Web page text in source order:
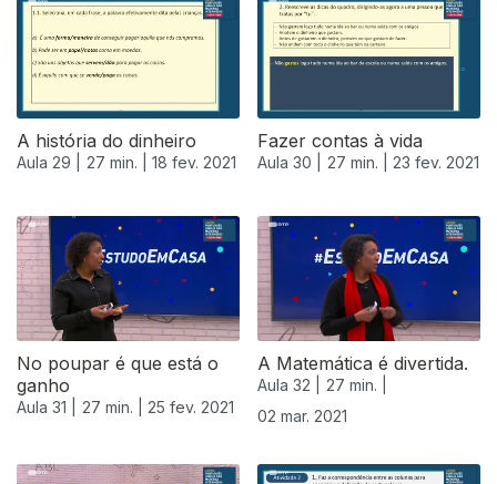
A história do dinheiro
Aula 29 | 27 min. | 18 fev. 2021
Fazer contas à vida
Aula 30 | 27 min. | 23 fev. 2021
No poupar é que está o
ganho
Aula 31 | 27 min. | 25 fev. 2021
A Matemática é divertida.
Aula 32 |
27 min. |
02 mar. 2021